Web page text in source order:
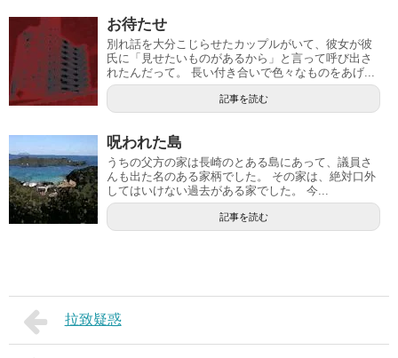
お待たせ
別れ話を大分こじらせたカップルがいて、彼女が彼
氏に「見せたいものがあるから」と言って呼び出さ
れたんだって。 長い付き合いで色々なものをあげ...
記事を読む
呪われた島
うちの父方の家は長崎のとある島にあって、議員さ
んも出た名のある家柄でした。 その家は、絶対口外
してはいけない過去がある家でした。 今...
記事を読む
拉致疑惑